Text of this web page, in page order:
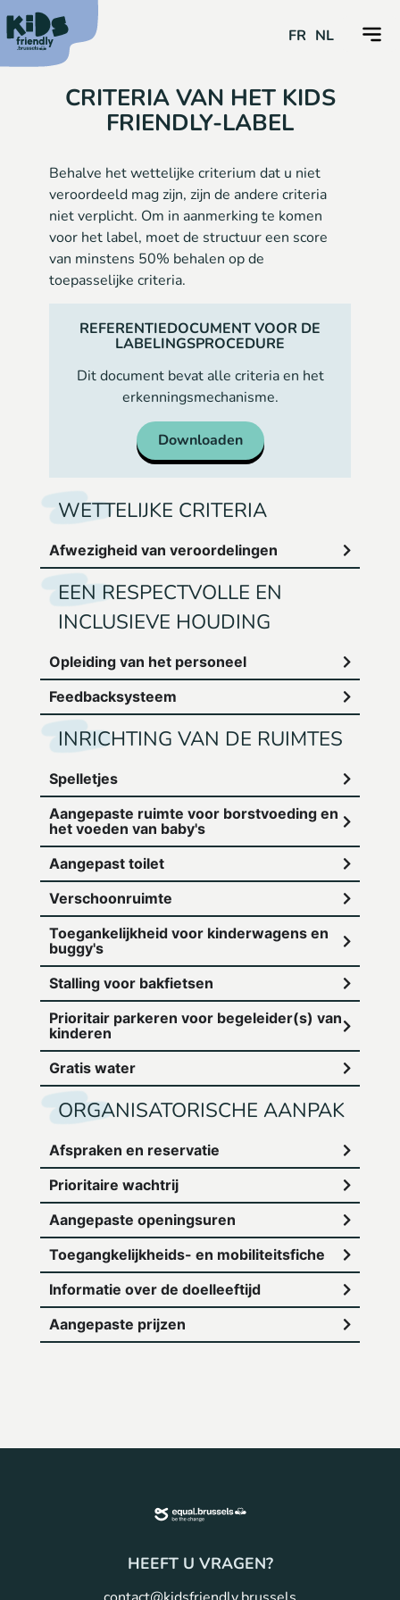
FR NL
CRITERIA VAN HET KIDS
FRIENDLY-LABEL
Behalve het wettelijke criterium dat u niet
veroordeeld mag zijn, zijn de andere criteria
niet verplicht. Om in aanmerking te komen
voor het label, moet de structuur een score
van minstens 50% behalen op de
toepasselijke criteria.
REFERENTIEDOCUMENT VOOR DE
LABELINGSPROCEDURE
Dit document bevat alle criteria en het
erkenningsmechanisme.
Downloaden
WETTELIJKE CRITERIA
Afwezigheid van veroordelingen
EEN RESPECTVOLLE EN
INCLUSIEVE HOUDING
Opleiding van het personeel
Feedbacksysteem
INRICHTING VAN DE RUIMTES
Spelletjes
Aangepaste ruimte voor borstvoeding en
het voeden van baby's
Aangepast toilet
Verschoonruimte
Toegankelijkheid voor kinderwagens en
buggy's
Stalling voor bakfietsen
Prioritair parkeren voor begeleider(s) van
kinderen
Gratis water
ORGANISATORISCHE AANPAK
Afspraken en reservatie
Prioritaire wachtrij
Aangepaste openingsuren
Toegangkelijkheids- en mobiliteitsfiche
Informatie over de doelleeftijd
Aangepaste prijzen
HEEFT U VRAGEN?